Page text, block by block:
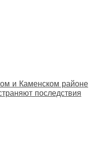
и Каменском районе
последствия